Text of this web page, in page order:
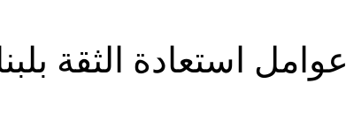
عوامل استعادة الثقة